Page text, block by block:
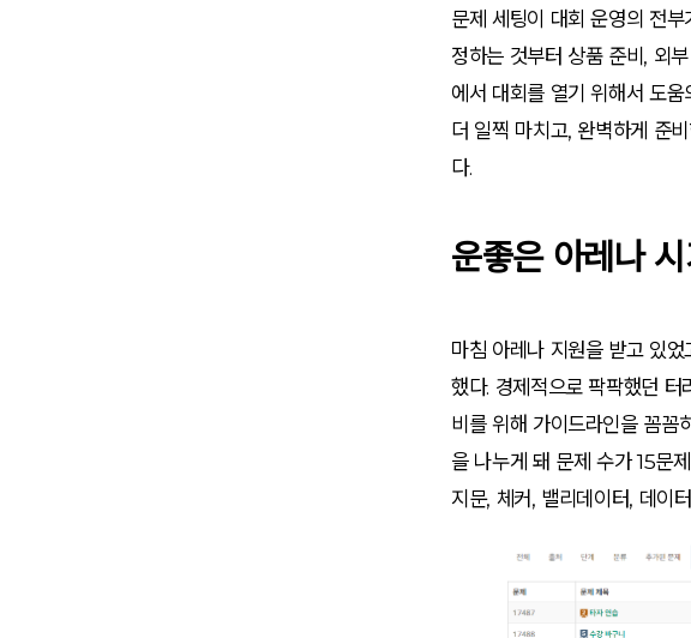
문제 세팅이 대회 운영의 전
정하는 것부터 상품 준비, 외
에서 대회를 열기 위해서 도
더 일찍 마치고, 완벽하게 준
다.
운좋은 아레나
마침 아레나 지원을 받고 있
했다. 경제적으로 팍팍했던
비를 위해 가이드라인을 꼼꼼
을 나누게 돼 문제 수가 15문
지문, 체커, 밸리데이터, 데이